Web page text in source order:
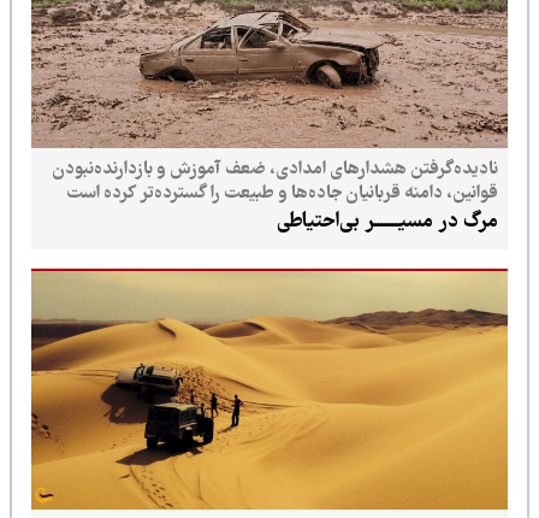
نادیده‌گرفتن هشدارهای امدادی، ضعف آموزش و بازدارنده‌نبودن
قوانین، دامنه قربانیان جاده‌ها و طبیعت را گسترده‌تر کرده است
مرگ در مسیـــــــر بی‌احتیاطی